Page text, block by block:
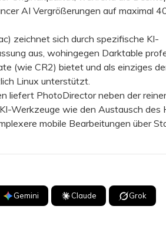
AI Vergrößerungen auf maximal
zeichnet sich durch spezifische KI-
aus, wohingegen Darktable
(wie CR2) bietet und als einziges
Linux unterstützt.
liefert PhotoDirector neben der
Werkzeuge wie den Austausch des
mobile Bearbeitungen über
Gemini Claude Grok